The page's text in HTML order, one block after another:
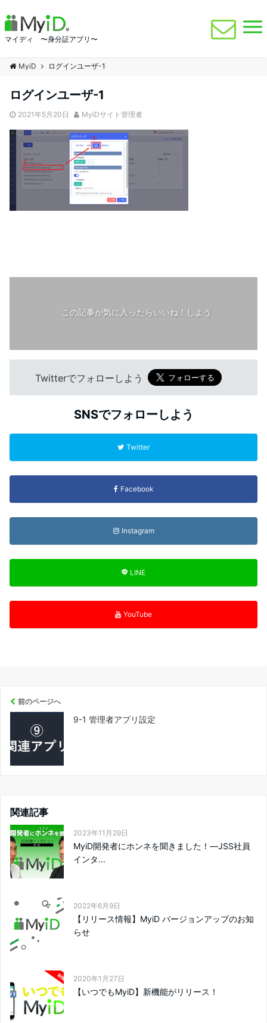
マイディ 〜身分証アプリ〜
MyiD ログインユーザ-1
ログインユーザ-1
2021年5月20日 MyiDサイト管理者
この記事が気に入ったらいいね！しよう
Twitterでフォローしよう
SNSでフォローしよう
Twitter
Facebook
Instagram
LINE
YouTube
前のページへ
9-1 管理者アプリ設定
関連記事
2023年11月29日
MyiD開発者にホンネを聞きました！―JSS社員
インタ...
2022年6月9日
【リリース情報】MyiD バージョンアップのお知
らせ
2020年1月27日
【いつでもMyiD】新機能がリリース！